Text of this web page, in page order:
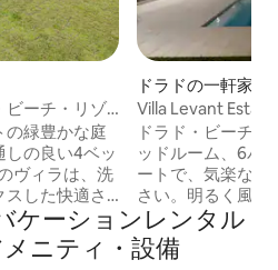
ビーチ・リゾ
の緑豊かな庭
しの良い4ベッ
ヴィラは、洗
した快適さ
プンコンセプ
ラスとラウ
を眺めなが
ドラドの一軒家
Villa Levant
ート＆クラブ
ドラド・ビーチ
ッドルーム、6バ
ートで、気楽な島
さい。明るく風通
ートスタイルのプ
日を眺めることが
ながっています。
ケーションレンタル
ニティ・設備